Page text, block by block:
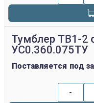
Тумблер ТВ1-2
УС0.360.075ТУ
Поставляется под
-